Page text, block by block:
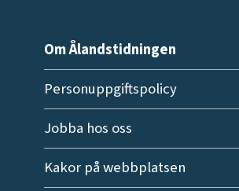
Om Ålandstidningen
Personuppgiftspolicy
Jobba hos oss
Kakor på webbplatsen